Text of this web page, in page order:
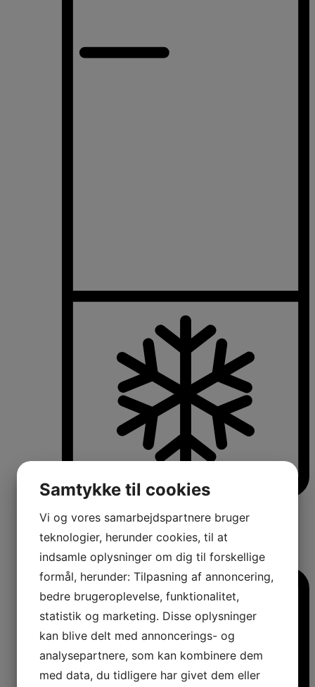
Fritstående køle-/fryseskabe
Integrerbare køle-/fryseskabe
Køleskabe med fryseboks
Amerikanerkøleskabe
Samtykke til cookies
Vi og vores samarbejdspartnere bruger
teknologier, herunder cookies, til at
indsamle oplysninger om dig til forskellige
formål, herunder: Tilpasning af annoncering,
bedre brugeroplevelse, funktionalitet,
statistik og marketing. Disse oplysninger
kan blive delt med annoncerings- og
analysepartnere, som kan kombinere dem
med data, du tidligere har givet dem eller